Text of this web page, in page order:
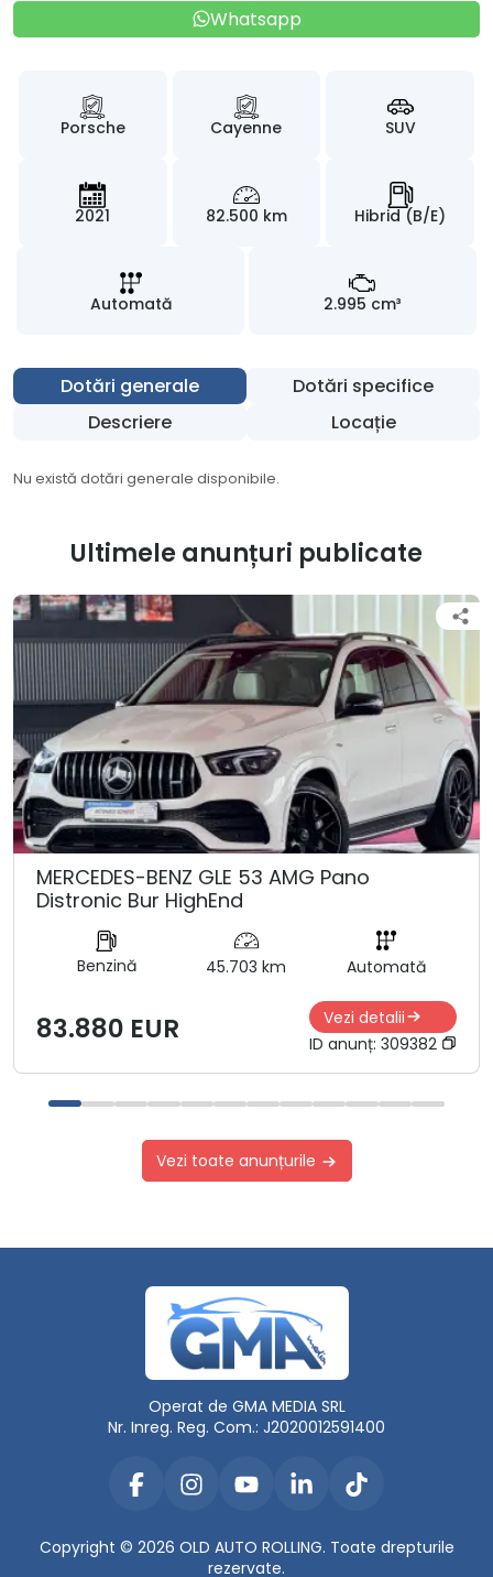
Whatsapp
Porsche Cayenne SUV
2021 82.500 km Hibrid (B/E)
Automată 2.995 cm³
Dotări generale
Dotări specifice
Descriere
Locație
Nu există dotări generale disponibile.
Ultimele anunțuri publicate
MERCEDES-BENZ GLE 53 AMG Pano
Distronic Bur HighEnd
Benzină 45.703 km Automată
83.880 EUR
Vezi detalii
ID anunț: 309382
Vezi toate anunțurile
Operat de GMA MEDIA SRL
Nr. Inreg. Reg. Com.: J2020012591400
Copyright © 2026 OLD AUTO ROLLING. Toate drepturile
rezervate.